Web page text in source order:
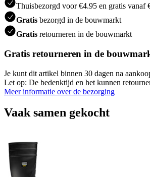
Thuisbezorgd voor €4.95 en gratis vanaf
Gratis bezorgd in de bouwmarkt
Gratis retourneren in de bouwmarkt
Gratis retourneren in de
Je kunt dit artikel binnen 30 dagen na
Let op: De bedenktijd en het kunnen
Meer informatie over de bezorging
Vaak samen gekocht